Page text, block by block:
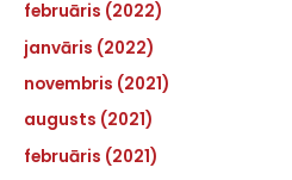
februāris (2022)
janvāris (2022)
novembris (2021)
augusts (2021)
februāris (2021)